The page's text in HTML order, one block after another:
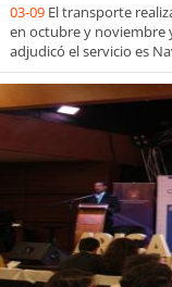
03-09 El transporte
en octubre y noviembre
adjudicó el servicio es